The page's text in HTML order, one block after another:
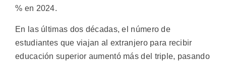
% en 2024.
En las últimas dos décadas, el número de
estudiantes que viajan al extranjero para recibir
educación superior aumentó más del triple, pasando